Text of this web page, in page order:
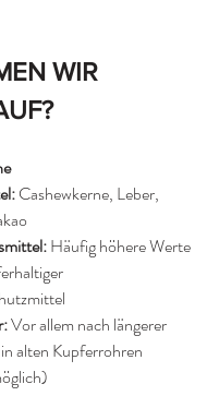
WIR
Cashewkerne, Leber,
Häufig höhere Werte
Vor allem nach längerer
alten Kupferrohren